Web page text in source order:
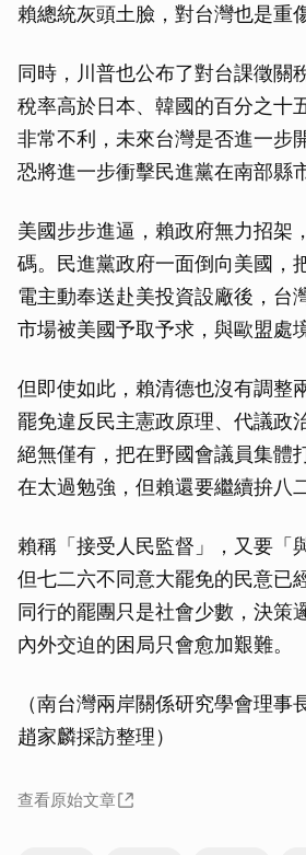
賴總統灰頭土臉，對台灣也是重傷
同時，川普也公布了對台課徵關
稅率高於日本、韓國的百分之十
非常不利，未來台灣是否進一步
恐將進一步衝擊民進黨在南部縣
美國步步進逼，賴政府無力招架
碼。民進黨政府一面倒向美國，
電主動奉送赴美投資設廠後，台
市場被美國予取予求，與歐盟處
但即使如此，賴清德也沒有調整
罷免違反民主憲政原理、代議政
絕無僅有，把在野國會議員集體
在太過勉強，但賴還要繼續拚八
賴稱「接受人民監督」，又要「
但七二六不同意大罷免的民意已
同行的罷團只是社會少數，決策
內外交迫的困局只會愈加艱難。
（南台灣兩岸關係研究學會理事
趙家麟採訪整理）
查看原始文章